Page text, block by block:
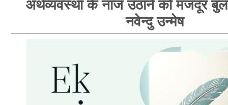
अर्थव्यवस्था के नाज उठाने को मजदूर
नवेन्दु उन्मेष